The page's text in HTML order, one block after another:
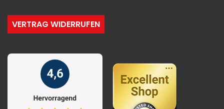
VERTRAG WIDERRUFEN